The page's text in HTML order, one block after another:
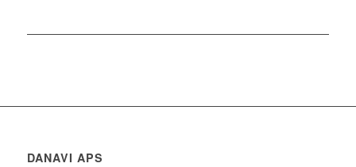
DANAVI APS